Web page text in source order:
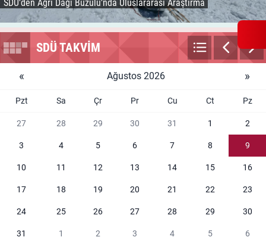
SDÜ'den Ağrı Dağı Buzulu'nda Uluslararası Araştırma
SDÜ TAKVİM
Etkinlik takvimi
« Ağustos 2026 »
Pzt Sa Çr Pr Cu Ct Pz
27 28 29 30 31 1 2
3 4 5 6 7 8 9
10 11 12 13 14 15 16
17 18 19 20 21 22 23
24 25 26 27 28 29 30
31 1 2 3 4 5 6